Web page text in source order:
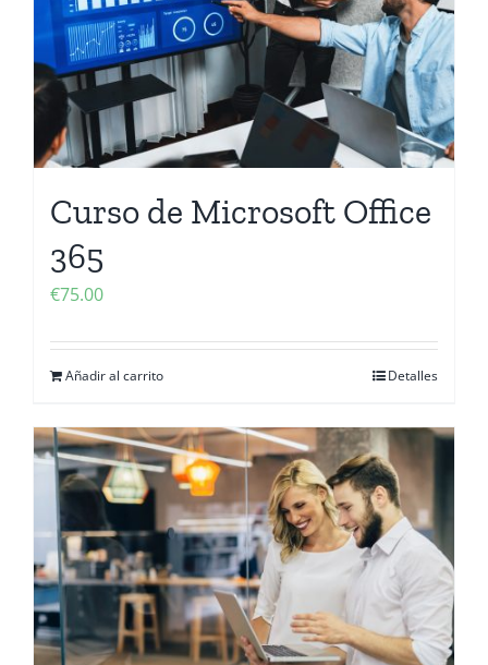
Curso de Microsoft Office
365
€75.00
Añadir al carrito Detalles